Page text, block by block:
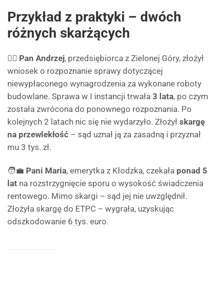
Przykład z praktyki – dwóch
różnych skarżących
🧑‍⚖ Pan Andrzej, przedsiębiorca z Zielonej Góry, złożył
wniosek o rozpoznanie sprawy dotyczącej
niewypłaconego wynagrodzenia za wykonane roboty
budowlane. Sprawa w I instancji trwała 3 lata, po czym
została zwrócona do ponownego rozpoznania. Po
kolejnych 2 latach nic się nie wydarzyło. Złożył skargę
na przewlekłość – sąd uznał ją za zasadną i przyznał
mu 3 tys. zł.
🧑‍💼 Pani Maria, emerytka z Kłodzka, czekała ponad 5
lat na rozstrzygnięcie sporu o wysokość świadczenia
rentowego. Mimo skargi – sąd jej nie uwzględnił.
Złożyła skargę do ETPC – wygrała, uzyskując
odszkodowanie 6 tys. euro.